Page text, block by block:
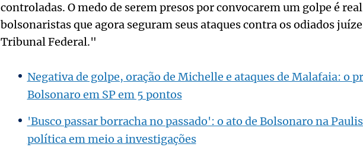
controladas. O medo de serem presos por convocarem um golpe é
bolsonaristas que agora seguram seus ataques contra os odiados
Tribunal Federal."
Negativa de golpe, oração de Michelle e ataques de Malafaia: o
Bolsonaro em SP em 5 pontos
'Busco passar borracha no passado': o ato de Bolsonaro na
política em meio a investigações